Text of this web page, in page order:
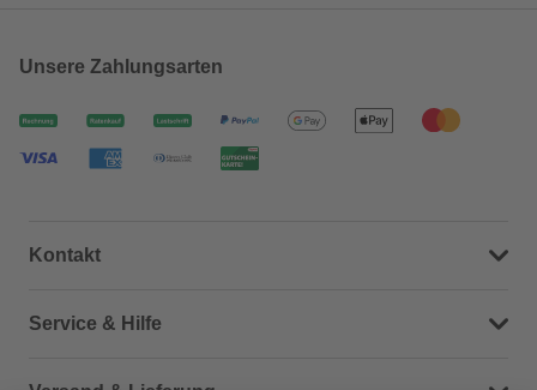
Unsere Zahlungsarten
Kontakt
Dein Kontakt zu uns
Service & Hilfe